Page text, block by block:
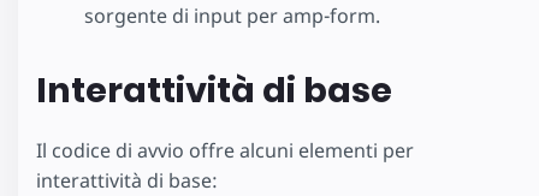
sorgente di input per amp-form.
Interattività di base
Il codice di avvio offre alcuni elementi per
interattività di base: